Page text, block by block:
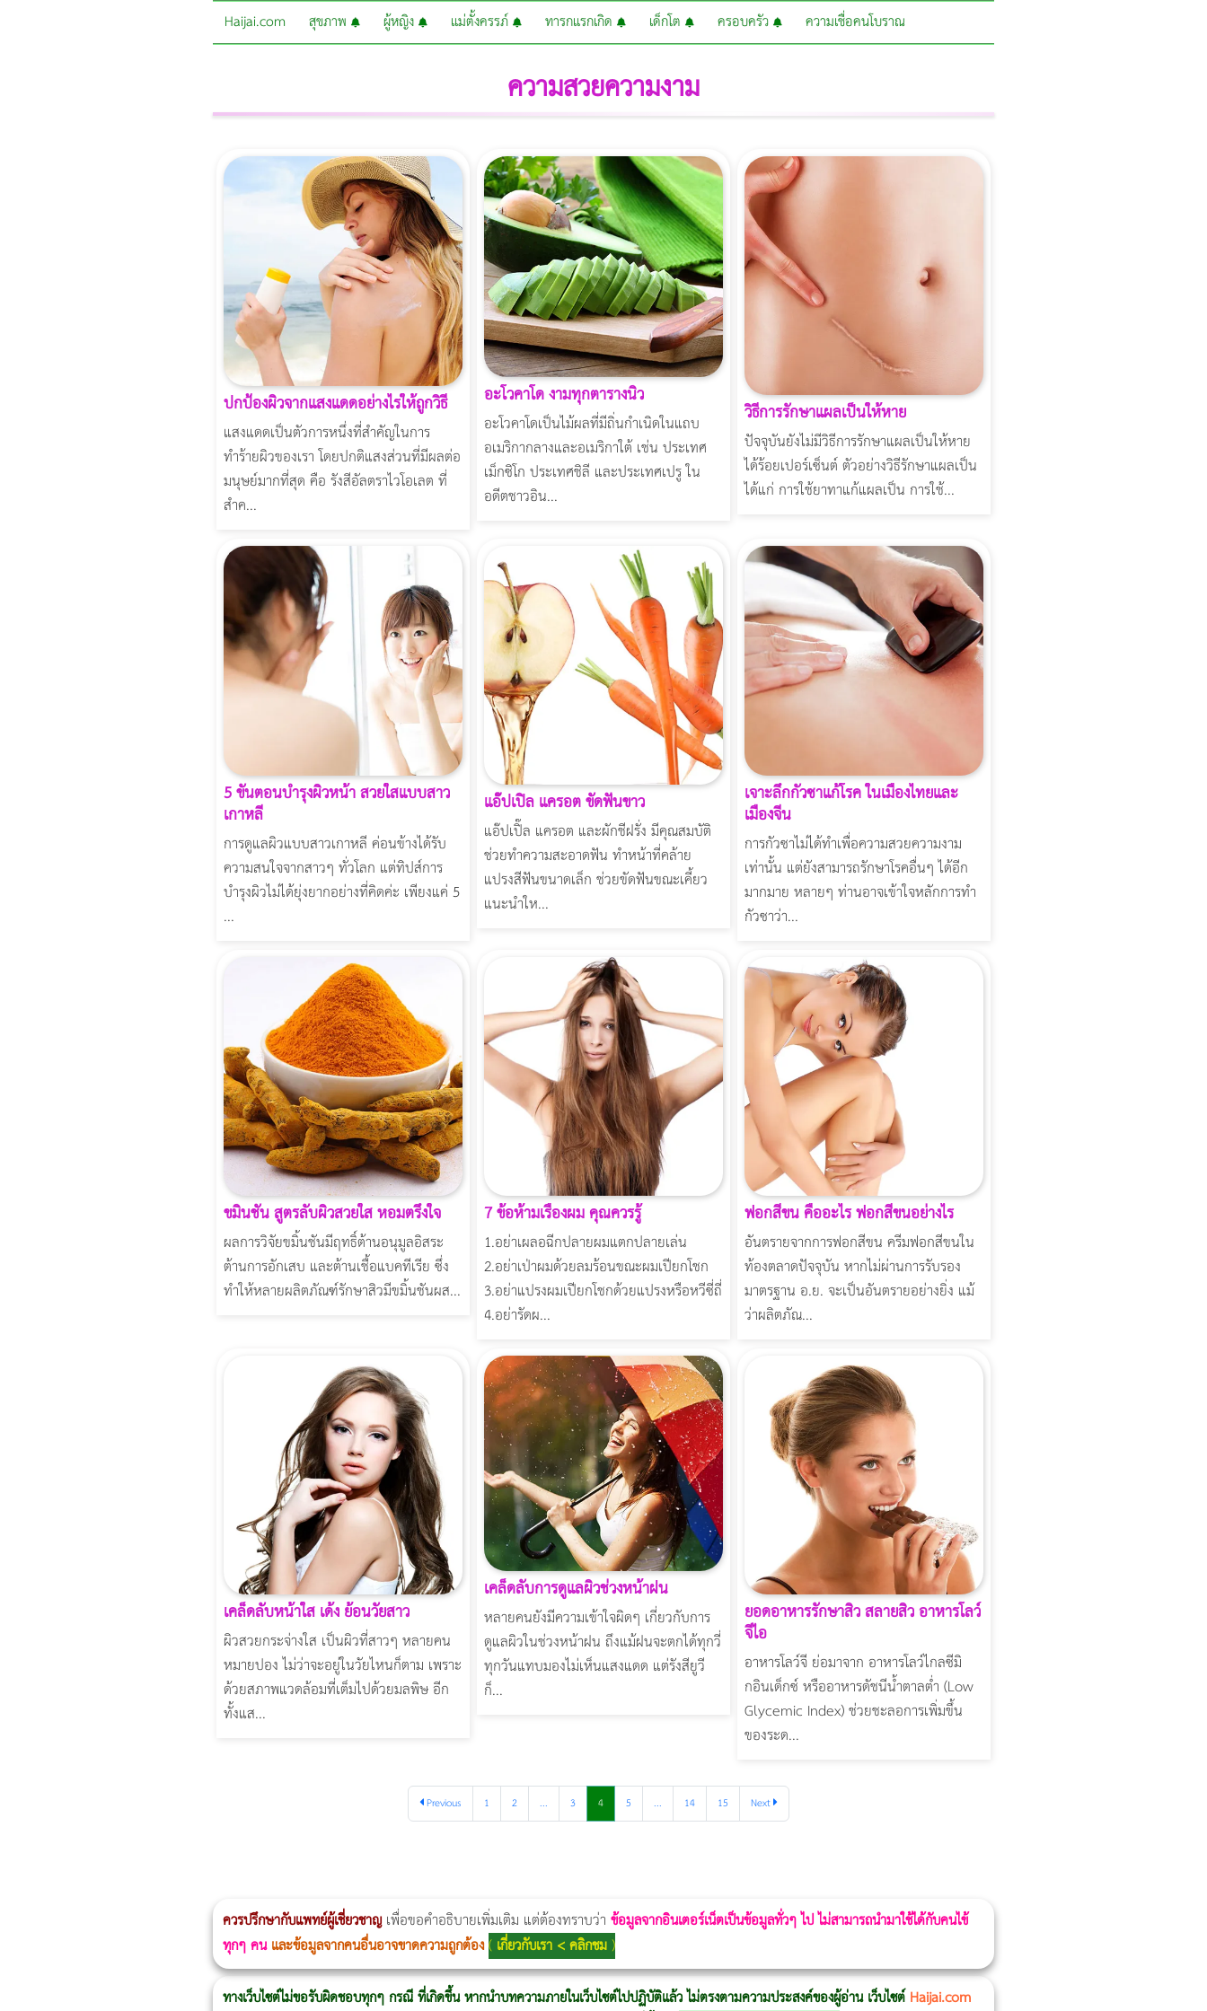
Haijai.com สุขภาพ ผู้หญิง แม่ตั้งครรภ์ ทารกแรกเกิด เด็กโต ครอบครัว ความเชื่อคนโบราณ
ความสวยความงาม
ปกป้องผิวจากแสงแดดอย่างไรให้ถูกวิธี
แสงแดดเป็นตัวการหนึ่งที่สำคัญในการ
ทำร้ายผิวของเรา โดยปกติแสงส่วนที่มีผลต่อ
มนุษย์มากที่สุด คือ รังสีอัลตราไวโอเลต ที่
สำค...
อะโวคาโด งามทุกตารางนิ้ว
อะโวคาโดเป็นไม้ผลที่มีถิ่นกำเนิดในแถบ
อเมริกากลางและอเมริกาใต้ เช่น ประเทศ
เม็กซิโก ประเทศชิลี และประเทศเปรู ใน
อดีตชาวอิน...
วิธีการรักษาแผลเป็นให้หาย
ปัจจุบันยังไม่มีวิธีการรักษาแผลเป็นให้หาย
ได้ร้อยเปอร์เซ็นต์ ตัวอย่างวิธีรักษาแผลเป็น
ได้แก่ การใช้ยาทาแก้แผลเป็น การใช้...
5 ขั้นตอนบำรุงผิวหน้า สวยใสแบบสาว
เกาหลี
การดูแลผิวแบบสาวเกาหลี ค่อนข้างได้รับ
ความสนใจจากสาวๆ ทั่วโลก แต่ทิปส์การ
บำรุงผิวไม่ได้ยุ่งยากอย่างที่คิดค่ะ เพียงแค่ 5
...
แอ๊ปเปิ้ล แครอต ขัดฟันขาว
แอ๊ปเปิ๊ล แครอต และผักชีฝรั่ง มีคุณสมบัติ
ช่วยทำความสะอาดฟัน ทำหน้าที่คล้าย
แปรงสีฟันขนาดเล็ก ช่วยขัดฟันขณะเคี้ยว
แนะนำให...
เจาะลึกกัวซาแก้โรค ในเมืองไทยและ
เมืองจีน
การกัวซาไม่ได้ทำเพื่อความสวยความงาม
เท่านั้น แต่ยังสามารถรักษาโรคอื่นๆ ได้อีก
มากมาย หลายๆ ท่านอาจเข้าใจหลักการทำ
กัวซาว่า...
ขมิ้นชัน สูตรลับผิวสวยใส หอมตรึงใจ
ผลการวิจัยขมิ้นชันมีฤทธิ์ต้านอนุมูลอิสระ
ต้านการอักเสบ และต้านเชื้อแบคทีเรีย ซึ่ง
ทำให้หลายผลิตภัณฑ์รักษาสิวมีขมิ้นชันผส...
7 ข้อห้ามเรื่องผม คุณควรรู้
1.อย่าเผลอฉีกปลายผมแตกปลายเล่น
2.อย่าเป่าผมด้วยลมร้อนขณะผมเปียกโชก
3.อย่าแปรงผมเปียกโชกด้วยแปรงหรือหวีซี่ถี่
4.อย่ารัดผ...
ฟอกสีขน คืออะไร ฟอกสีขนอย่างไร
อันตรายจากการฟอกสีขน ครีมฟอกสีขนใน
ท้องตลาดปัจจุบัน หากไม่ผ่านการรับรอง
มาตรฐาน อ.ย. จะเป็นอันตรายอย่างยิ่ง แม้
ว่าผลิตภัณ...
เคล็ดลับหน้าใส เด้ง ย้อนวัยสาว
ผิวสวยกระจ่างใส เป็นผิวที่สาวๆ หลายคน
หมายปอง ไม่ว่าจะอยู่ในวัยไหนก็ตาม เพราะ
ด้วยสภาพแวดล้อมที่เต็มไปด้วยมลพิษ อีก
ทั้งแส...
เคล็ดลับการดูแลผิวช่วงหน้าฝน
หลายคนยังมีความเข้าใจผิดๆ เกี่ยวกับการ
ดูแลผิวในช่วงหน้าฝน ถึงแม้ฝนจะตกได้ทุกวี่
ทุกวันแทบมองไม่เห็นแสงแดด แต่รังสียูวี
ก็...
ยอดอาหารรักษาสิว สลายสิว อาหารโลว์
จีไอ
อาหารโลว์จี ย่อมาจาก อาหารโลว์ไกลซีมิ
กอินเด็กซ์ หรืออาหารดัชนีน้ำตาลต่ำ (Low
Glycemic Index) ช่วยชะลอการเพิ่มขึ้น
ของระด...
Previous 1 2 ... 3 4 5 ... 14 15 Next
ควรปรึกษากับแพทย์ผู้เชี่ยวชาญเพื่อขอคำอธิบายเพิ่มเติม แต่ต้องทราบว่า ข้อมูลจากอินเตอร์เน็ตเป็นข้อมูลทั่วๆ ไป ไม่สามารถนำมาใช้ได้กับคนไข้
ทุกๆ คน และข้อมูลจากคนอื่นอาจขาดความถูกต้อง( เกี่ยวกับเรา < คลิกชม)
ทางเว็บไซต์ไม่ขอรับผิดชอบทุกๆ กรณี ที่เกิดขึ้น หากนำบทความภายในเว็บไซต์ไปปฏิบัติแล้ว ไม่ตรงตามความประสงค์ของผู้อ่าน เว็บไซต์Haijai.com